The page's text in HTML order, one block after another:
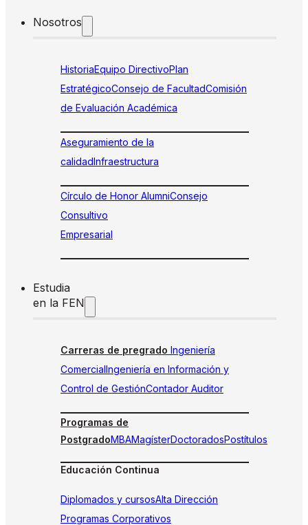
Nosotros
HistoriaEquipo DirectivoPlan
EstratégicoConsejo de FacultadComisión
de Evaluación Académica
Aseguramiento de la
calidadInfraestructura
Círculo de Honor AlumniConsejo
Consultivo
Empresarial
Estudia
en la FEN
Carreras de pregrado Ingeniería
ComercialIngeniería en Información y
Control de GestiónContador Auditor
Programas de
PostgradoMBAMagísterDoctoradosPostítulos
Educación Continua
Diplomados y cursosAlta Dirección
Programas Corporativos